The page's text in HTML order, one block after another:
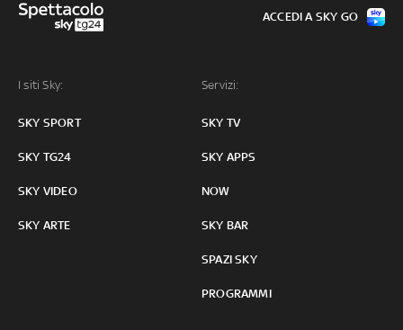
I siti Sky:
SKY SPORT
SKY TG24
SKY VIDEO
SKY ARTE
Servizi:
SKY TV
SKY APPS
NOW
SKY BAR
SPAZI SKY
PROGRAMMI
ACCEDI A SKY GO